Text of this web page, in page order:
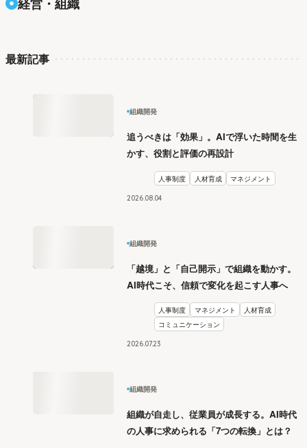
最新記事
組織開発
追うべきは「効果」。AIで浮いた時間を生
かす、役割と評価の再設計
人事制度 人材育成 マネジメント
2026.08 04
組織開発
「越境」と「自己開示」で組織を動かす。
AI時代こそ、信頼で変化を起こす人事へ
人事制度 マネジメント
人材育成
コミュニケーション
2026.0723
組織開発
組織が自走し、従業員が成長する。AI時代
の人事に求められる「7つの転換」とは？